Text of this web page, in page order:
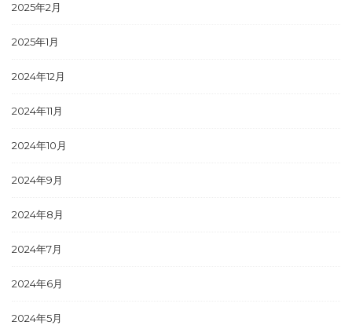
2025年2月
2025年1月
2024年12月
2024年11月
2024年10月
2024年9月
2024年8月
2024年7月
2024年6月
2024年5月